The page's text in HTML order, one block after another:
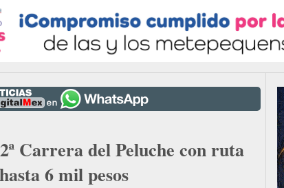
Carrera del Peluche con ruta
6 mil pesos